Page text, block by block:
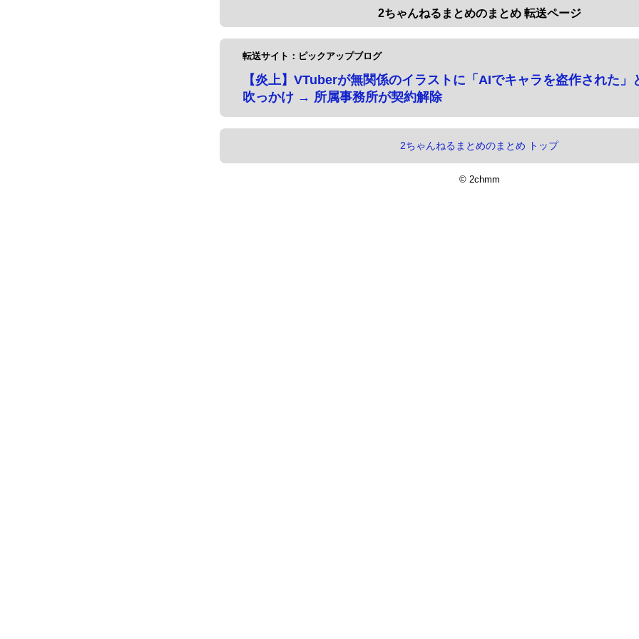
2ちゃんねるまとめのまとめ 転送ページ
転送サイト：ピックアップブログ
【炎上】VTuberが無関係のイラストに「AIでキャラを盗作された」
吹っかけ → 所属事務所が契約解除
2ちゃんねるまとめのまとめ トップ
© 2chmm